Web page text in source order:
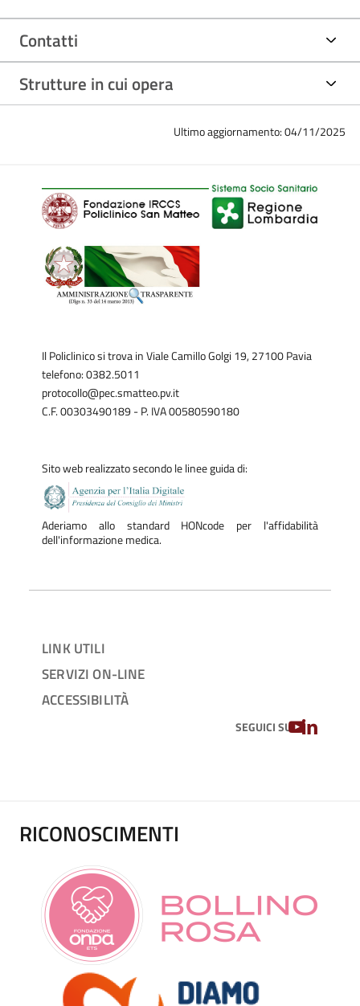
Chirurgia protesica del ginocchio: primo impianto e
revisioni, nella patologia degenerativa artrosica,
infettiva e oncologica;
Traumatologia dello sport inerente a lesioni muscolari e
tendinee;
Medicina riparativa nella patologia muscolare, tendinea
e nella condropatia mediante utilizzo di PRP e cellule
(Vienna, Londra, Parigi, Madrid, Barcellona, Montpellier e
Muenster).
chirurgici inerenti la patologia articolare del ginocchio e le
patologie muscolo-tendinee.
Pharmaceutics, Biomaterials.
È consulente delle principali società sportive (calcio, basket)
della città di Pavia.
Contatti
Strutture in cui opera
Ultimo aggiornamento: 04/11/2025
Il Policlinico si trova in Viale Camillo Golgi 19, 27100 Pavia
telefono: 0382.5011
protocollo@pec.smatteo.pv.it
C.F. 00303490189 - P. IVA 00580590180
Sito web realizzato secondo le linee guida di:
Aderiamo allo standard HONcode per l'affidabilità
dell'informazione medica.
LINK UTILI
SERVIZI ON-LINE
ACCESSIBILITÀ
SEGUICI SUYOUTUBE
LINKEDIN
RICONOSCIMENTI